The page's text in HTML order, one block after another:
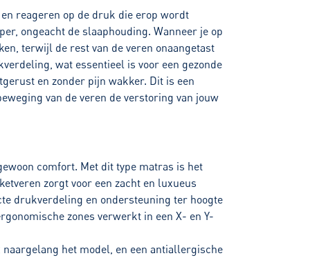
reageren op de druk die erop wordt
ongeacht de slaaphouding. Wanneer je op
terwijl de rest van de veren onaangetast
wat essentieel is voor een gezonde
en zonder pijn wakker. Dit is een
van de veren de verstoring van jouw
comfort. Met dit type matras is het
zorgt voor een zacht en luxueus
drukverdeling en ondersteuning ter hoogte
zones verwerkt in een X- en Y-
het model, en een antiallergische